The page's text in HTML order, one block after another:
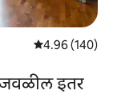
5 पैकी 4.96
4.96 (140)
जवळील इतर